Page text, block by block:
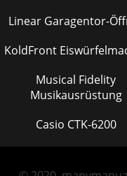
Linear Garagentor-
KoldFront
Musical Fidelity
Musikausrüstung
Casio CTK-6200